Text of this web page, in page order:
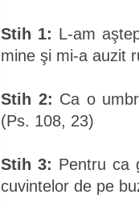
Stih 1: L-am
mine şi mi-a auzit
Stih 2: Ca o
(Ps. 108, 23)
Stih 3: Pentru ca
cuvintelor de pe